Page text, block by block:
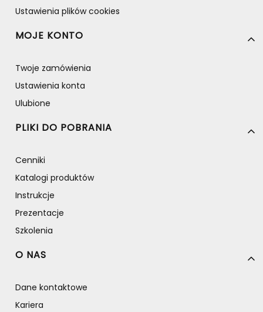
Ustawienia plików cookies
MOJE KONTO
Twoje zamówienia
Ustawienia konta
Ulubione
PLIKI DO POBRANIA
Cenniki
Katalogi produktów
Instrukcje
Prezentacje
Szkolenia
O NAS
Dane kontaktowe
Kariera